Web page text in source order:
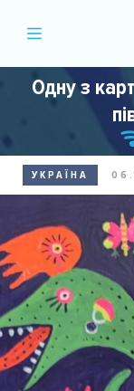
Одну з
УКРАЇНА